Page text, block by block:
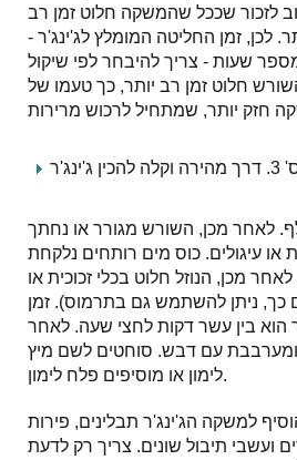
לזכור שככל שהמשקה חלוט זמן רב
לכן, זמן החליטה המומלץ לג'ינג'ר -
שעות - צריך להיבחר לפי שיקול
חלוט זמן רב יותר, כך טעמו של
לאחר מכן, השורש מגורר או נחתך
או עיגולים. כוס מים רותחים נלקחת
מכן, הנוזל חלוט בכלי זכוכית או
ניתן להשתמש גם בתרמוס). זמן
הוא בין עשר דקות לחצי שעה. לאחר
ומערבבת עם דבש. סוחטים לשם מיץ
לימון או מוסיפים פלח לימון.
למשקה הג'ינג'ר תבלינים, פירות
ועשבי תיבול שונים. צריך רק לדעת